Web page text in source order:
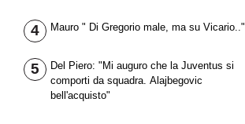
4 Mauro " Di Gregorio male, ma su Vicario.."
5
Del Piero: "Mi auguro che la Juventus si
comporti da squadra. Alajbegovic
bell'acquisto"